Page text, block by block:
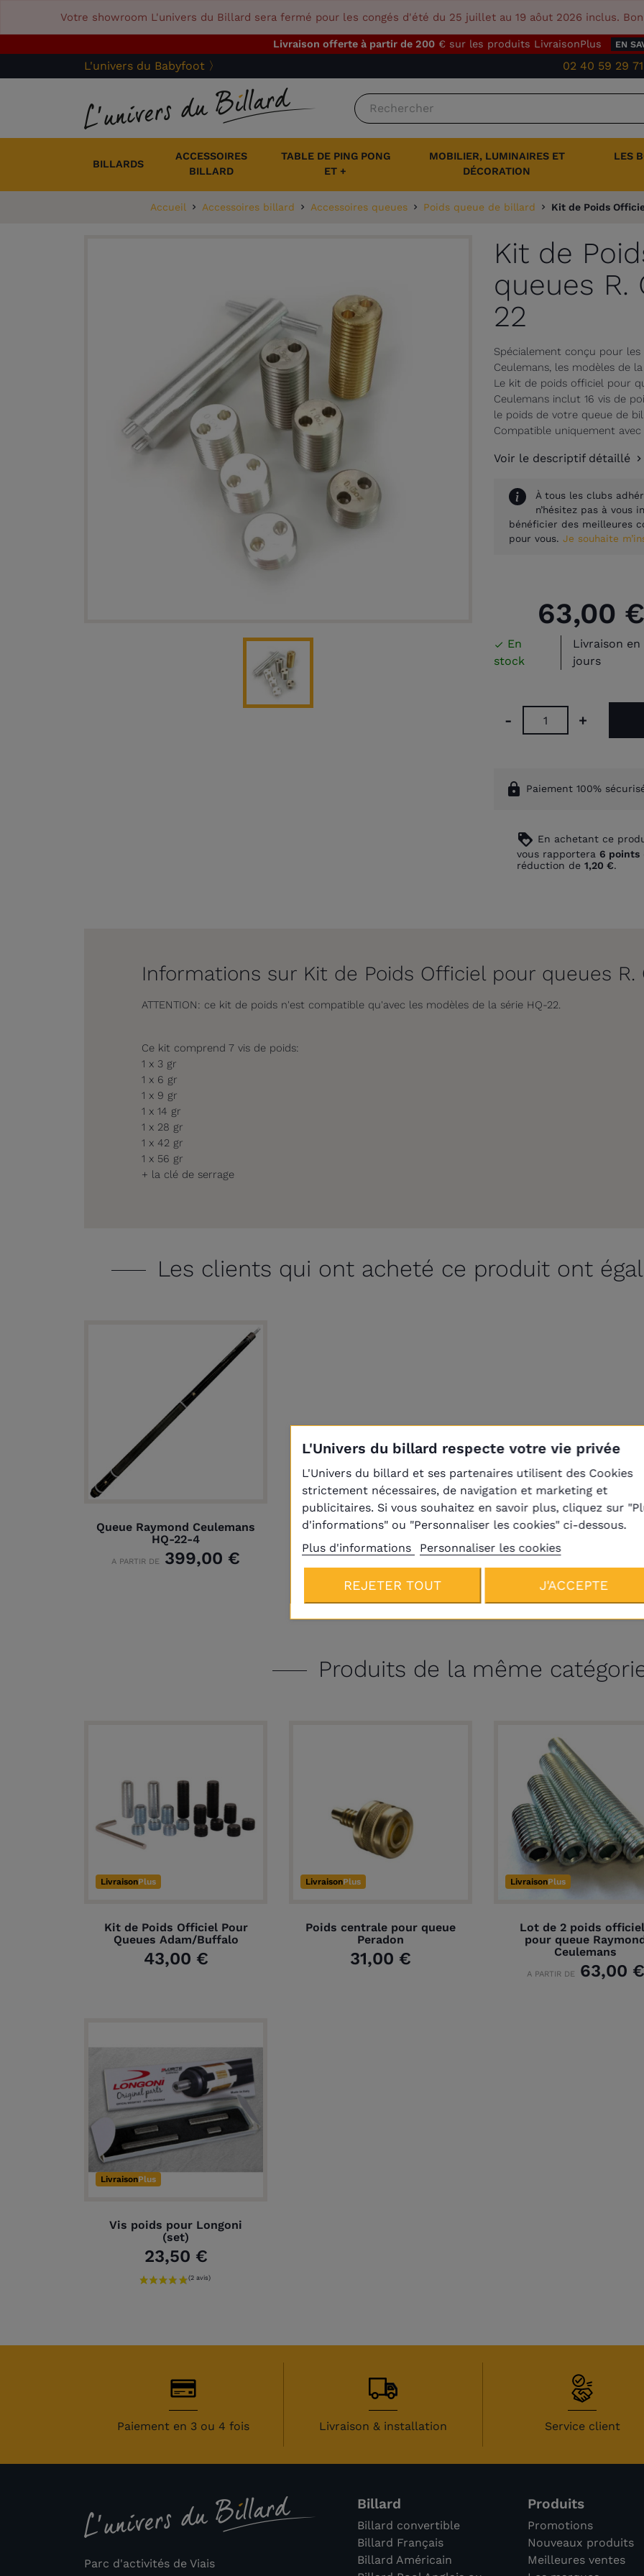
Votre showroom L'univers du Billard sera fermé pour les congés d'été du 25 juillet au 19 aôut 2026 inclus.
Livraison offerte à partir de 200 € sur les produits LivraisonPlus EN
L'univers du Babyfoot 〉 02 40 59 29 71
BILLARDS
ACCESSOIRES
BILLARD
TABLE DE PING PONG
ET +
MOBILIER, LUMINAIRES ET
DÉCORATION
LES
Accueil Accessoires billard Accessoires queues Poids queue de billard Kit de Poids
Kit de
queues R.
22
Spécialement conçu pour
Ceulemans, les modèles de
Le kit de poids officiel pour
Ceulemans inclut 16 vis de
le poids de votre queue de
Compatible uniquement
Voir le descriptif détaillé
À tous les clubs
n’hésitez pas à vous
bénéficier des meilleures
pour vous. Je souhaite
63,00 €
 En
stock
Livraison en
jours
- +
lock Paiement 100%
loyalty En achetant ce
vous rapportera 6 points
réduction de 1,20 €.
Informations sur Kit de Poids Officiel pour queues R.
ATTENTION: ce kit de poids n'est compatible qu'avec les modèles de la série HQ-22.
Ce kit comprend 7 vis de poids:
1 x 3 gr
1 x 6 gr
1 x 9 gr
1 x 14 gr
1 x 28 gr
1 x 42 gr
1 x 56 gr
+ la clé de serrage
Les clients qui ont acheté ce produit ont
Queue Raymond Ceulemans
HQ-22-4
A PARTIR DE 399,00 €
Produits de la même
LivraisonPlus
Kit de Poids Officiel Pour
Queues Adam/Buffalo
43,00 €
LivraisonPlus
Poids centrale pour queue
Peradon
31,00 €
LivraisonPlus
Lot de 2 poids
pour queue
Ceulemans
A PARTIR DE63,00 €
LivraisonPlus
Vis poids pour Longoni
(set)
23,50 €
Paiement en 3 ou 4 fois Livraison & installation Service client
Parc d'activités de Viais
Billard
Billard convertible
Billard Français
Billard Américain
Produits
Promotions
Nouveaux produits
Meilleures ventes
L'Univers du billard respecte votre vie privée
L'Univers du billard et ses partenaires utilisent des Cookies
strictement nécessaires, de navigation et marketing et
publicitaires. Si vous souhaitez en savoir plus, cliquez sur
d'informations" ou "Personnaliser les cookies" ci-dessous.
Plus d'informations
Personnaliser les cookies
REJETER TOUT J'ACCEPTE